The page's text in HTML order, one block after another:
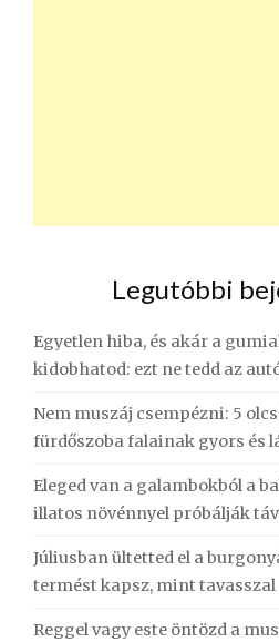
Legutóbbi
Egyetlen hiba, és akár a
kidobhatod: ezt ne tedd az
Nem muszáj csempézni: 5
fürdőszoba falainak gyors és
Eleged van a galambokból a
illatos növénnyel próbálják
Júliusban ültetted el a
termést kapsz, mint tavasszal
Reggel vagy este öntözd a